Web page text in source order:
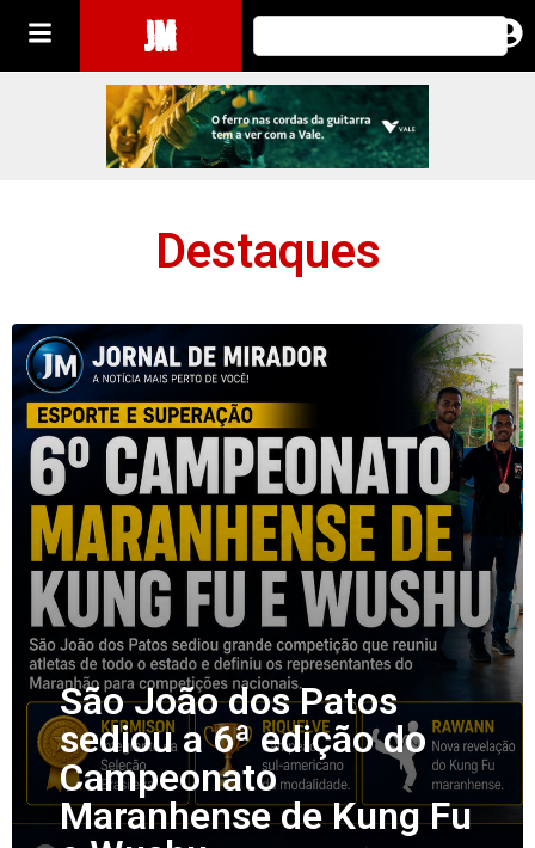
JM
Destaques
São João dos Patos
sediou a 6ª edição do
Campeonato
Maranhense de Kung Fu